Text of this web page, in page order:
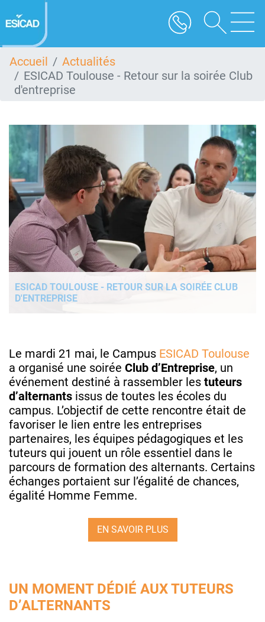
au
contenu
Accueil
Actualités
ESICAD Toulouse - Retour sur la soirée Club
d'entreprise
ESICAD TOULOUSE - RETOUR SUR LA SOIRÉE CLUB
D'ENTREPRISE
Le mardi 21 mai, le Campus ESICAD Toulouse
a organisé une soirée Club d’Entreprise, un
événement destiné à rassembler les tuteurs
d’alternants issus de toutes les écoles du
campus. L’objectif de cette rencontre était de
favoriser le lien entre les entreprises
partenaires, les équipes pédagogiques et les
tuteurs qui jouent un rôle essentiel dans le
parcours de formation des alternants. Certains
échanges portaient sur l’égalité de chances,
égalité Homme Femme.
EN SAVOIR PLUS
UN MOMENT DÉDIÉ AUX TUTEURS
D’ALTERNANTS